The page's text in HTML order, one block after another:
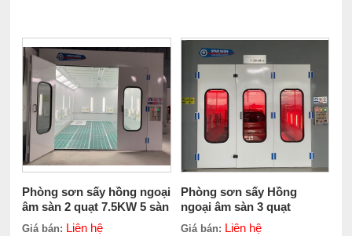
Phòng sơn sấy hồng ngoại
âm sàn 2 quạt 7.5KW 5 sàn
hở
Giá bán: Liên hệ
Phòng sơn sấy Hồng
ngoại âm sàn 3 quạt
15.5KW 2 sàn hở
Giá bán: Liên hệ